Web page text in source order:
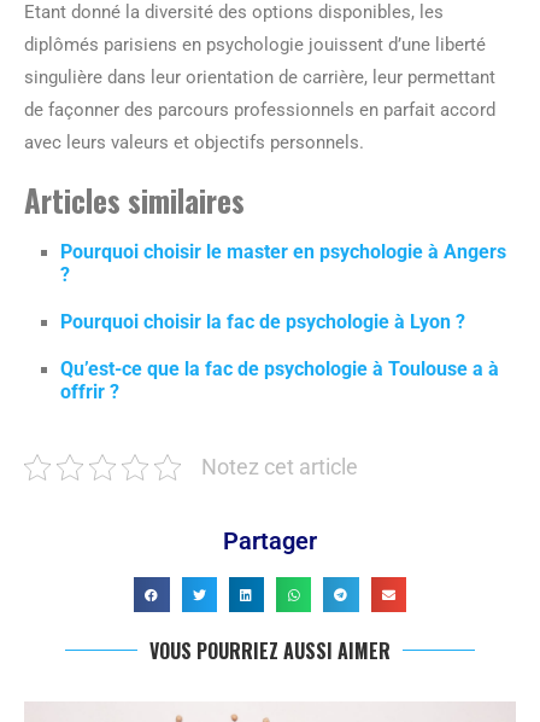
Etant donné la diversité des options disponibles, les
diplômés parisiens en psychologie jouissent d’une liberté
singulière dans leur orientation de carrière, leur permettant
de façonner des parcours professionnels en parfait accord
avec leurs valeurs et objectifs personnels.
Articles similaires
Pourquoi choisir le master en psychologie à Angers
?
Pourquoi choisir la fac de psychologie à Lyon ?
Qu’est-ce que la fac de psychologie à Toulouse a à
offrir ?
Notez cet article
Partager
VOUS POURRIEZ AUSSI AIMER